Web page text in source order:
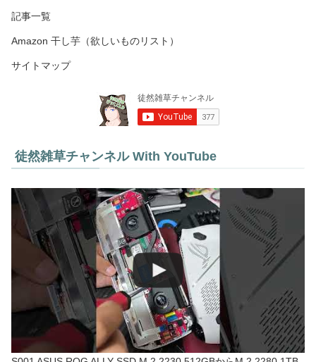
記事一覧
Amazon 干し芋（欲しいものリスト）
サイトマップ
徒然雑草チャンネル With YouTube